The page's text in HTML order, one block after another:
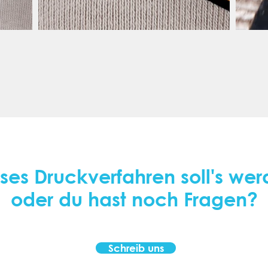
Druckverfahren soll's
oder du hast noch Fragen?
Schreib uns